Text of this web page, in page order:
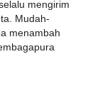
mengirim
Mudah-
menambah